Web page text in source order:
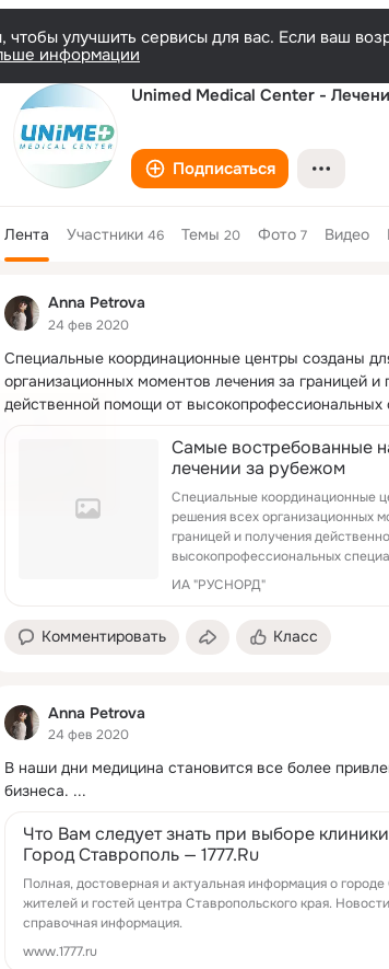
улучшить сервисы для вас. Если ваш
информации
Unimed Medical Center -
Подписаться
Лента Участники 46 Темы 20 Фото 7 Видео
Anna Petrova
24 фев 2020
Специальные координационные центры созданы
организационных моментов лечения за границей и
действенной помощи от высокопрофессиональных
Самые востребованные
лечении за рубежом
Специальные координационные
решения всех организационных
границей и получения
высокопрофессиональных
ИА "РУСНОРД"
Комментировать Класс
Anna Petrova
24 фев 2020
В наши дни медицина становится все более
бизнеса. ...
Что Вам следует знать при выборе
Город Ставрополь — 1777.Ru
Полная, достоверная и актуальная информация о
жителей и гостей центра Ставропольского края.
справочная информация.
www.1777.ru